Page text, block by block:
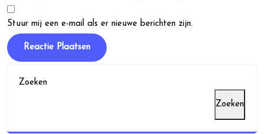
Stuur mij een e-mail als er nieuwe berichten zijn.
Zoeken
Zoeken